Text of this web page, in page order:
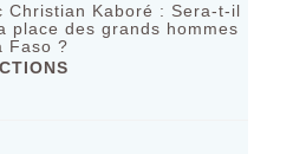
Christian Kaboré : Sera-t-il
place des grands hommes
Faso ?